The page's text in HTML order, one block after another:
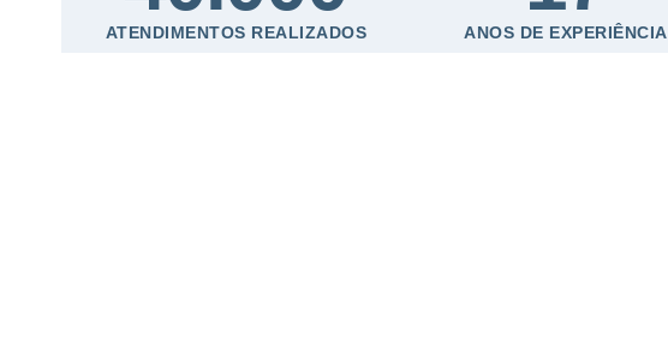
ATENDIMENTOS REALIZADOS ANOS DE EXPERIÊNCIA